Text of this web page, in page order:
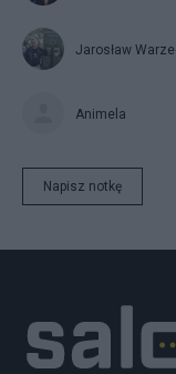
Jarosław
Animela
Napisz notkę